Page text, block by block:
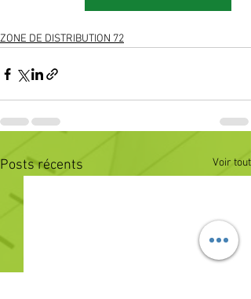
ZONE DE DISTRIBUTION 72
Posts récents Voir tout